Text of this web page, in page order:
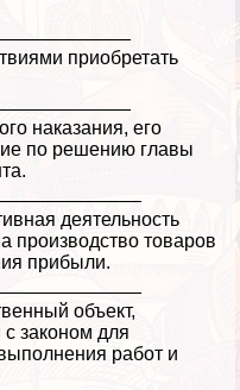
приобретать
наказания, его
по решению главы
деятельность
производство товаров
прибыли.
объект,
с законом для
работ и